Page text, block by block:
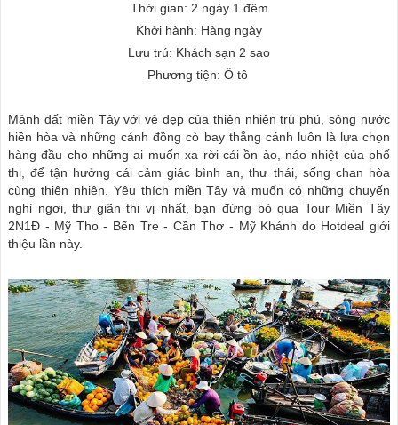
Thời gian: 2 ngày 1 đêm
Khởi hành: Hàng ngày
Lưu trú: Khách sạn 2 sao
Phương tiện: Ô tô
Mảnh đất miền Tây với vẻ đẹp của thiên nhiên trù phú, sông nước
hiền hòa và những cánh đồng cò bay thẳng cánh luôn là lựa chọn
hàng đầu cho những ai muốn xa rời cái ồn ào, náo nhiệt của phố
thị, để tận hưởng cái cảm giác bình an, thư thái, sống chan hòa
cùng thiên nhiên. Yêu thích miền Tây và muốn có những chuyến
nghỉ ngơi, thư giãn thi vị nhất, bạn đừng bỏ qua Tour Miền Tây
2N1Đ - Mỹ Tho - Bến Tre - Cần Thơ - Mỹ Khánh do Hotdeal giới
thiệu lần này.